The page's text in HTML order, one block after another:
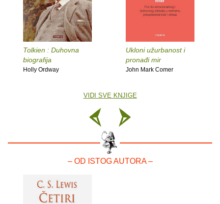
Tolkien : Duhovna
biografija
Holly Ordway
Ukloni užurbanost i
pronađi mir
John Mark Comer
VIDI SVE KNJIGE
– OD ISTOG AUTORA –